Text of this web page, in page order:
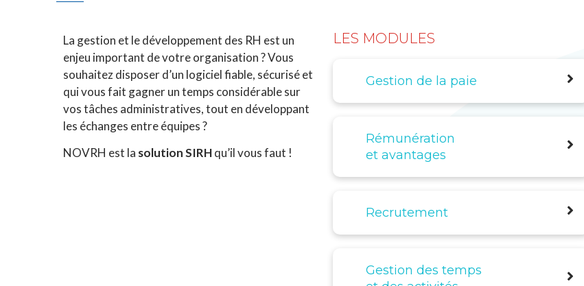
La gestion et le développement des RH est un
enjeu important de votre organisation ? Vous
souhaitez disposer d’un logiciel fiable, sécurisé et
qui vous fait gagner un temps considérable sur
vos tâches administratives, tout en développant
les échanges entre équipes ?
NOVRH est la solution SIRHqu’il vous faut !
LES MODULES
Gestion de la paie
Rémunération
et avantages
Recrutement
Gestion des temps